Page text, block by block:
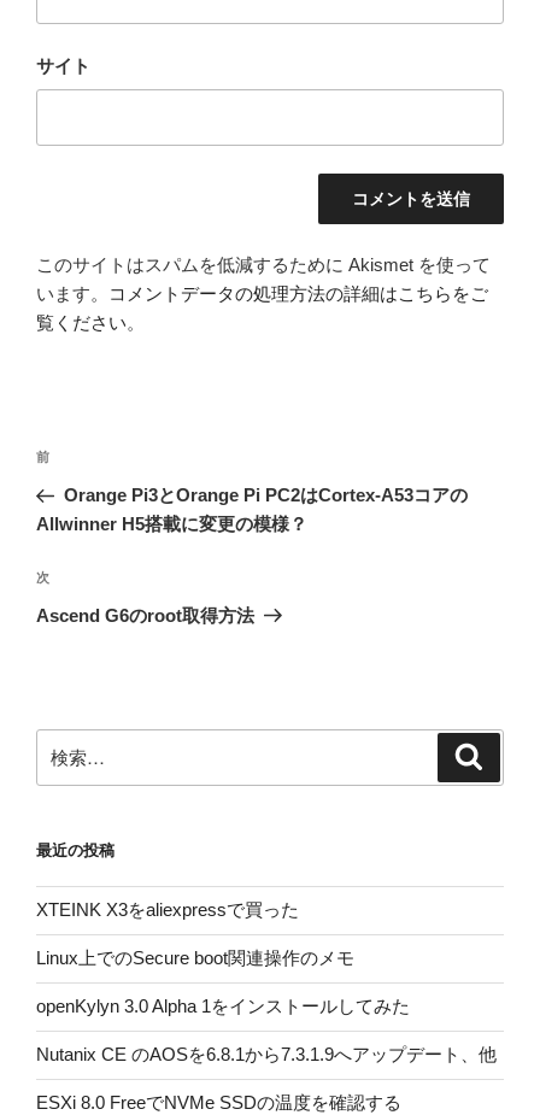
サイト
このサイトはスパムを低減するために Akismet を使って
います。
コメントデータの処理方法の詳細はこちらをご
覧ください。
投
ナ
ゲ
ー
前
の
投
前
Orange Pi3とOrange Pi PC2はCortex-A53コアの
Allwinner H5搭載に変更の模様？
次
の
次
Ascend G6のroot取得方法
索:
最近の投稿
XTEINK X3をaliexpressで買った
Linux上でのSecure boot関連操作のメモ
openKylyn 3.0 Alpha 1をインストールしてみた
Nutanix CE のAOSを6.8.1から7.3.1.9へアップデート、他
ESXi 8.0 FreeでNVMe SSDの温度を確認する